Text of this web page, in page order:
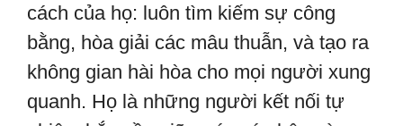
cách của họ: luôn tìm kiếm sự công
bằng, hòa giải các mâu thuẫn, và tạo ra
không gian hài hòa cho mọi người xung
quanh. Họ là những người kết nối tự